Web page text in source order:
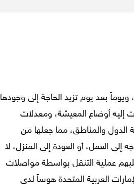
بعد يوم تزيد الحاجة إلى وجودها
إليه أوضاع المعيشة، ومعدلات
الدول والمناطق، مما جعلها من
إلى العمل، أو العودة إلى المنزل، لا
عملية التنقل بواسطة مواصلات
العربية المتحدة هوساً لدى